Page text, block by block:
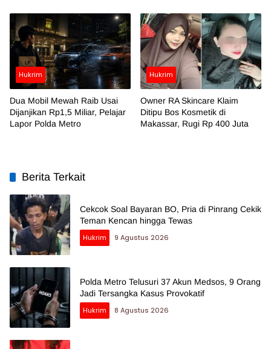
Hukrim
Dua Mobil Mewah Raib Usai
Dijanjikan Rp1,5 Miliar, Pelajar
Lapor Polda Metro
Hukrim
Owner RA Skincare Klaim
Ditipu Bos Kosmetik di
Makassar, Rugi Rp 400 Juta
Berita Terkait
Cekcok Soal Bayaran BO, Pria di Pinrang Cekik
Teman Kencan hingga Tewas
Hukrim
9 Agustus 2026
Polda Metro Telusuri 37 Akun Medsos, 9 Orang
Jadi Tersangka Kasus Provokatif
Hukrim
8 Agustus 2026